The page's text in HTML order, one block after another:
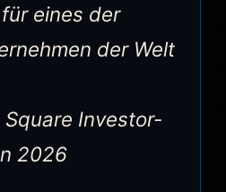
eines der
der Welt
Investor-
2026